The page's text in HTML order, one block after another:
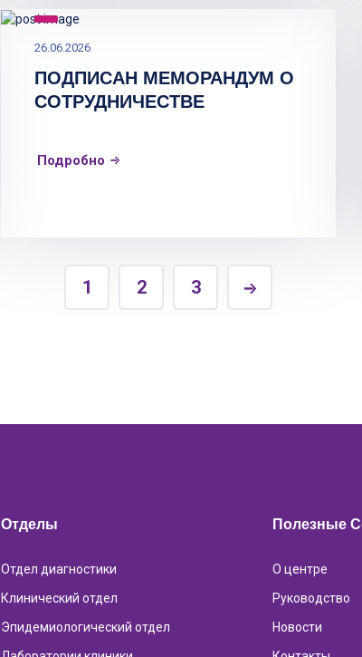
26.06.2026
ПОДПИСАН МЕМОРАНДУМ О
СОТРУДНИЧЕСТВЕ
Подробно
1 2 3
Отделы
Отдел диагностики
Клинический отдел
Эпидемиологический отдел
Полезные
О центре
Руководство
Новости